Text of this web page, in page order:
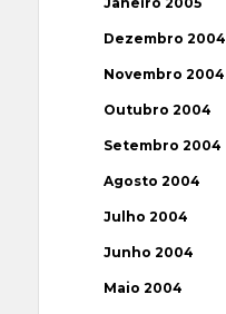
Dezembro 2004
Novembro 2004
Outubro 2004
Setembro 2004
Agosto 2004
Julho 2004
Junho 2004
Maio 2004